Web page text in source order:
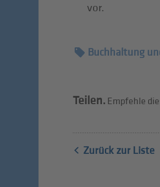
vor.
Buchhaltung
Teilen. Empfehle
Zurück zur Liste